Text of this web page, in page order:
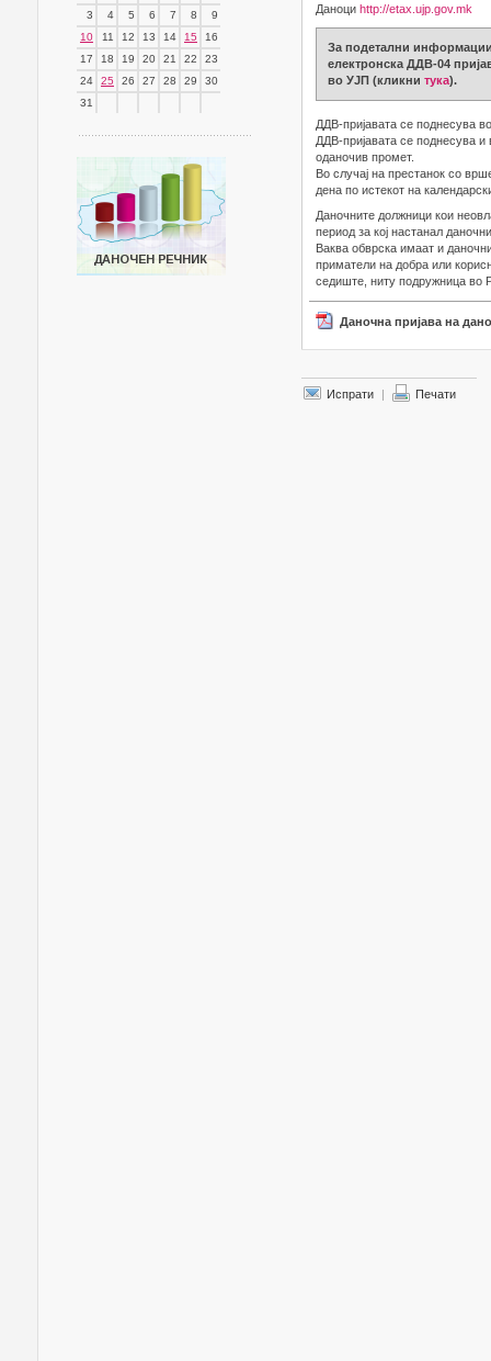
3
4 5 6 7 8
9
10
11 12 13 14 15
16
17
18 19 20 21 22
23
24
25 26 27 28 29
30
31
Даноци http://etax.ujp.gov.mk
За подетални информации
електронска ДДВ-04
во УЈП (кликни тука).
ДДВ-пријавата се поднесува
ДДВ-пријавата се поднесува
оданочив промет.
Во случај на престанок со
дена по истекот на
Даночните должници кои
период за кој настанал
Ваква обврска имаат и
приматели на добра или
седиште, ниту подружница во
Даночна пријава на
Испрати | Печати